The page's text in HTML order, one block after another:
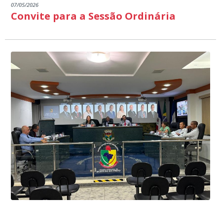
07/05/2026
Convite para a Sessão Ordinária